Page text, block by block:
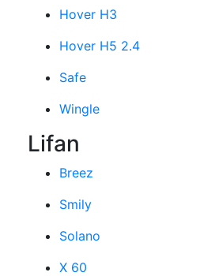
Hover H3
Hover H5 2.4
Safe
Wingle
Lifan
Breez
Smily
Solano
X 60